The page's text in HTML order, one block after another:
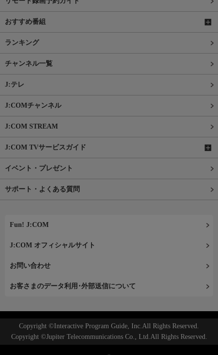
おすすめ番組
ランキング
チャンネル一覧
J:テレ
J:COMチャンネル
J:COM STREAM
J:COM TVサービスガイド
イベント・プレゼント
サポート・よくある質問
Fun! J:COM
J:COM オフィシャルサイト
お問い合わせ
お客さまのデータ利用･外部送信について
Copyright ©Interactive Program Guide, Inc.All Rights Reserved.
Copyright ©Jupiter Telecommunications Co., Ltd.All Rights Reserved.